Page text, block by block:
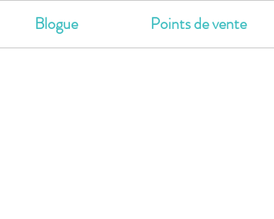
Blogue Points de vente